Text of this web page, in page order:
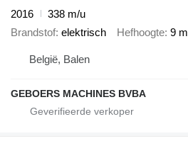
2016
338 m/u
Brandstof elektrisch Hefhoogte 9 m
België, Balen
GEBOERS MACHINES BVBA